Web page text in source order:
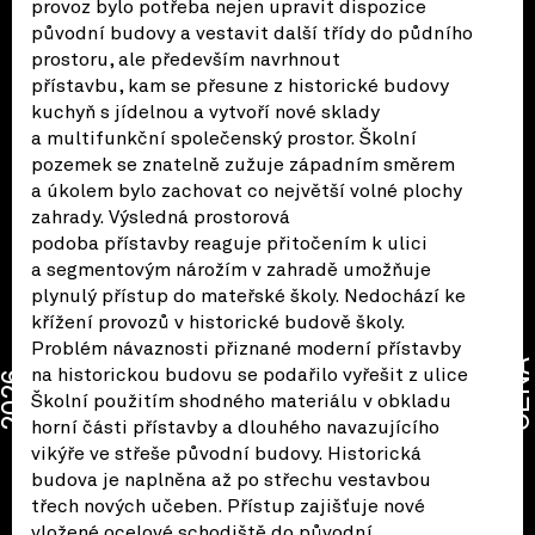
provoz bylo potřeba nejen upravit dispozice
původní budovy a vestavit další třídy do půdního
prostoru, ale především navrhnout
přístavbu, kam se přesune z historické budovy
kuchyň s jídelnou a vytvoří nové sklady
a multifunkční společenský prostor. Školní
pozemek se znatelně zužuje západním směrem
a úkolem bylo zachovat co největší volné plochy
zahrady. Výsledná prostorová
podoba přístavby reaguje přitočením k ulici
a segmentovým nárožím v zahradě umožňuje
plynulý přístup do mateřské školy. Nedochází ke
křížení provozů v historické budově školy.
Problém návaznosti přiznané moderní přístavby
na historickou budovu se podařilo vyřešit z ulice
Školní použitím shodného materiálu v obkladu
horní části přístavby a dlouhého navazujícího
vikýře ve střeše původní budovy. Historická
budova je naplněna až po střechu vestavbou
třech nových učeben. Přístup zajišťuje nové
2026 CENA